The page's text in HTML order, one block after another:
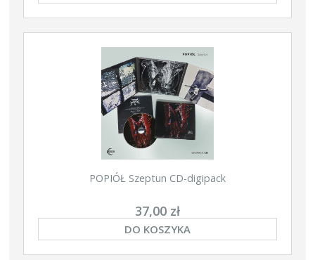
POPIÓŁ Szeptun CD-digipack
37,00 zł
DO KOSZYKA